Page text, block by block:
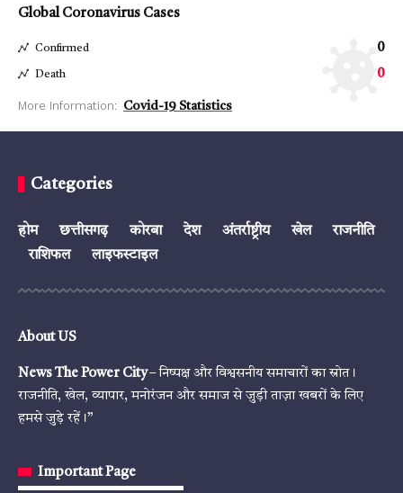
Global Coronavirus Cases
Confirmed 0
Death 0
More Information: Covid-19 Statistics
Categories
होम छत्तीसगढ़ कोरबा देश अंतर्राष्ट्रीय खेल
राजनीति
राशिफल
लाइफस्टाइल
About US
News The Power City– निष्पक्ष और विश्वसनीय समाचारों का स्रोत।
राजनीति, खेल, व्यापार, मनोरंजन और समाज से जुड़ी ताज़ा खबरों के लिए
हमसे जुड़े रहें।”
Important Page